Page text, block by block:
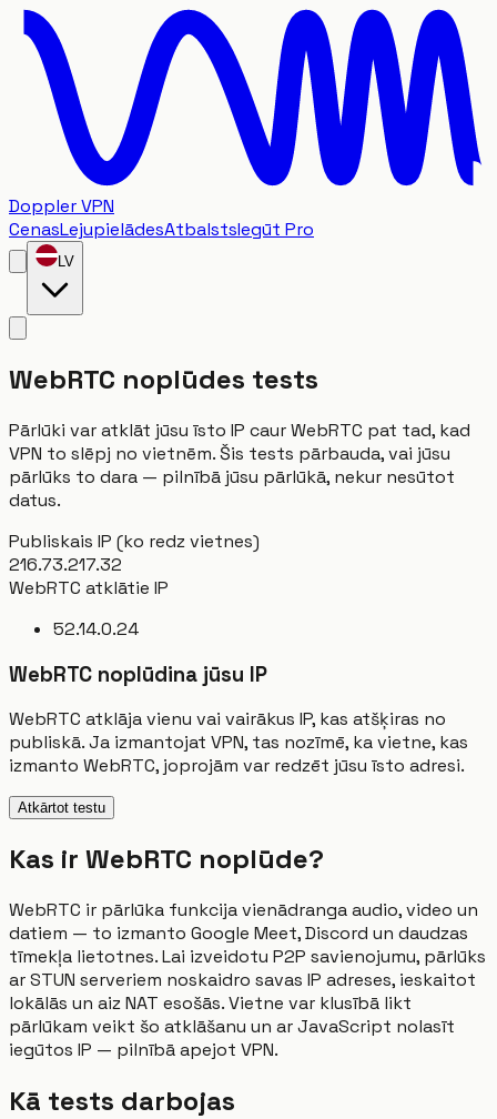
Doppler VPN
CenasLejupielādesAtbalstsIegūt Pro
LV
WebRTC noplūdes tests
Pārlūki var atklāt jūsu īsto IP caur WebRTC pat tad, kad
VPN to slēpj no vietnēm. Šis tests pārbauda, vai jūsu
pārlūks to dara — pilnībā jūsu pārlūkā, nekur nesūtot
datus.
Publiskais IP (ko redz vietnes)
216.73.217.32
WebRTC atklātie IP
52.14.0.24
WebRTC noplūdina jūsu IP
WebRTC atklāja vienu vai vairākus IP, kas atšķiras no
publiskā. Ja izmantojat VPN, tas nozīmē, ka vietne, kas
izmanto WebRTC, joprojām var redzēt jūsu īsto adresi.
Atkārtot testu
Kas ir WebRTC noplūde?
WebRTC ir pārlūka funkcija vienādranga audio, video un
datiem — to izmanto Google Meet, Discord un daudzas
tīmekļa lietotnes. Lai izveidotu P2P savienojumu, pārlūks
ar STUN serveriem noskaidro savas IP adreses, ieskaitot
lokālās un aiz NAT esošās. Vietne var klusībā likt
pārlūkam veikt šo atklāšanu un ar JavaScript nolasīt
iegūtos IP — pilnībā apejot VPN.
Kā tests darbojas